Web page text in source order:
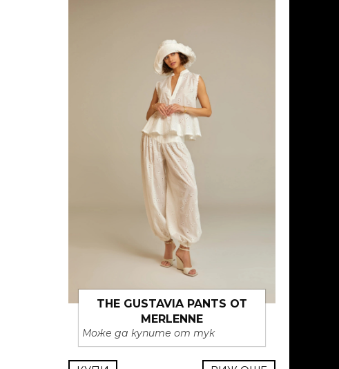
THE GUSTAVIA PANTS ОТ
MERLENNE
Може да купите от тук